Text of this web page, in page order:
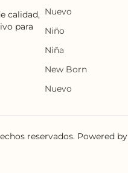
calidad,
para
Nuevo
Niño
Niña
New Born
Nuevo
reservados. Powered by